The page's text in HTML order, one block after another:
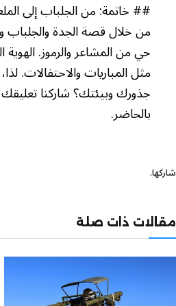
## خاتمة: من الجلباب إلى
من خلال قصة الجدة والجلباب
حي من المشاعر والرموز.
مثل المباريات والاحتفالات.
جذورك وبيئتك؟ شاركنا تعليقك
بالحاضر.
شاركها.
مقالات ذات صلة